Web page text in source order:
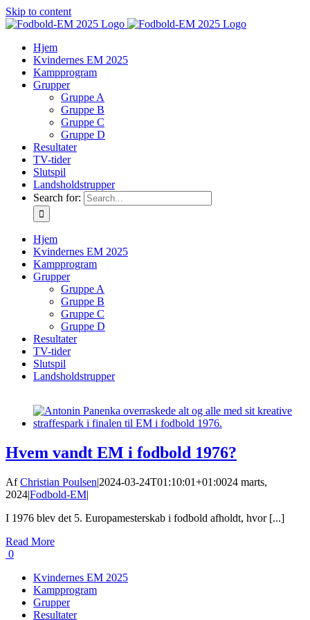
Skip to content
Hjem
Kvindernes EM 2025
Kampprogram
Grupper
Gruppe A
Gruppe B
Gruppe C
Gruppe D
Resultater
TV-tider
Slutspil
Landsholdstrupper
Search for:
Hjem
Kvindernes EM 2025
Kampprogram
Grupper
Gruppe A
Gruppe B
Gruppe C
Gruppe D
Resultater
TV-tider
Slutspil
Landsholdstrupper
Hvem vandt EM i fodbold 1976?
AfChristian Poulsen|2024-03-24T01:10:01+01:0024 marts,
2024|Fodbold-EM|
I 1976 blev det 5. Europamesterskab i fodbold afholdt, hvor [...]
Read More
0
Kvindernes EM 2025
Kampprogram
Grupper
Resultater